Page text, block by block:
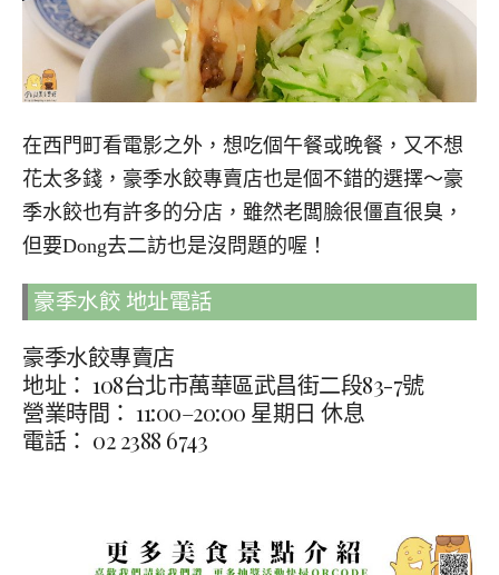
在西門町看電影之外，想吃個午餐或晚餐，又不想
花太多錢，豪季水餃專賣店也是個不錯的選擇～豪
季水餃也有許多的分店，雖然老闆臉很僵直很臭，
但要Dong去二訪也是沒問題的喔！
豪季水餃 地址電話
豪季水餃專賣店
地址： 108台北市萬華區武昌街二段83-7號
營業時間： 11:00–20:00 星期日 休息
電話： 02 2388 6743